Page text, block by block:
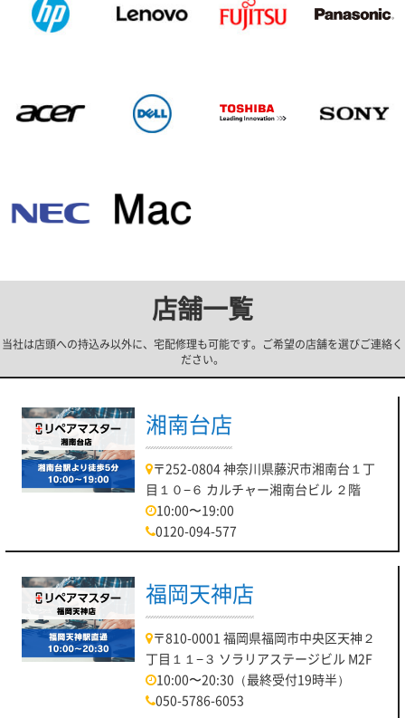
店舗一覧
当社は店頭への持込み以外に、宅配修理も可能です。ご希望の店舗を選びご連絡く
ださい。
湘南台店
〒252-0804 神奈川県藤沢市湘南台１丁
目１０−６ カルチャー湘南台ビル ２階
10:00〜19:00
0120-094-577
福岡天神店
〒810-0001 福岡県福岡市中央区天神２
丁目１１−３ ソラリアステージビル M2F
10:00〜20:30（最終受付19時半）
050-5786-6053